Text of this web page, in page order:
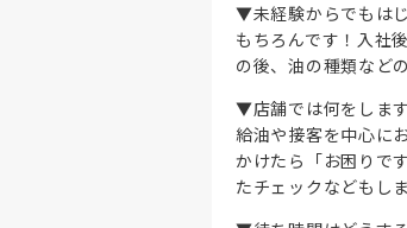
▼未経験からでもは
もちろんです！入社
の後、油の種類など
▼店舗では何をしま
給油や接客を中心に
かけたら「お困りで
たチェックなどもしま